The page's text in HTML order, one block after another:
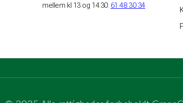
mellem kl 13 og 14.30: 61 48 30 34